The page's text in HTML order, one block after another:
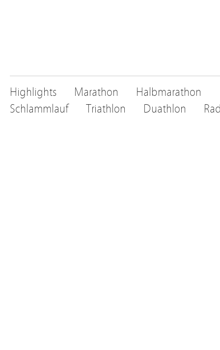
Highlights Marathon Halbmarathon
Schlammlauf
Triathlon Duathlon